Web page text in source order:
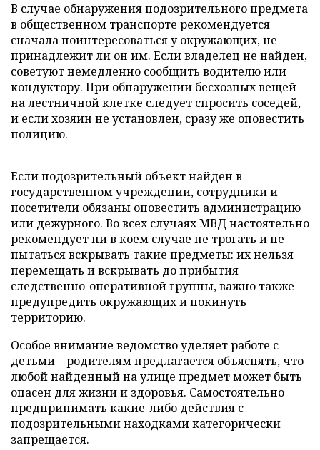
В случае обнаружения подозрительного предмета
в общественном транспорте рекомендуется
сначала поинтересоваться у окружающих, не
принадлежит ли он им. Если владелец не найден,
советуют немедленно сообщить водителю или
кондуктору. При обнаружении бесхозных вещей
на лестничной клетке следует спросить соседей,
и если хозяин не установлен, сразу же оповестить
полицию.
Если подозрительный объект найден в
государственном учреждении, сотрудники и
посетители обязаны оповестить администрацию
или дежурного. Во всех случаях МВД настоятельно
рекомендует ни в коем случае не трогать и не
пытаться вскрывать такие предметы: их нельзя
перемещать и вскрывать до прибытия
следственно-оперативной группы, важно также
предупредить окружающих и покинуть
территорию.
Особое внимание ведомство уделяет работе с
детьми – родителям предлагается объяснять, что
любой найденный на улице предмет может быть
опасен для жизни и здоровья. Самостоятельно
предпринимать какие-либо действия с
подозрительными находками категорически
запрещается.